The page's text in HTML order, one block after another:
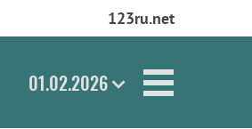
123ru.net
01.02.2026